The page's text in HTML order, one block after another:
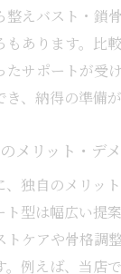
整えバスト・鎖
もあります。比
たサポートが受
、納得の準備が
メリット・デ
独自のメリッ
ト型は幅広い提
トケアや骨格調
。例えば、当店